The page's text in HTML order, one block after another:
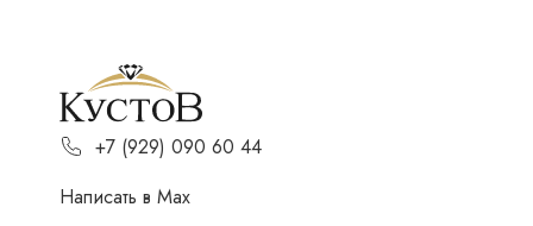
+7 (929) 090 60 44
Написать в Мах